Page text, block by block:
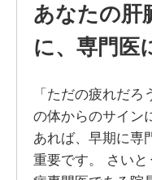
あなたの肝
に、専門医
「ただの疲れだ
の体からのサイン
あれば、早期に専
重要です。 さい